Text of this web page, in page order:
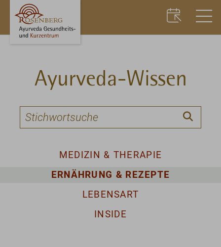
Ayurveda-Wissen
MEDIZIN & THERAPIE
ERNÄHRUNG & REZEPTE
LEBENSART
INSIDE